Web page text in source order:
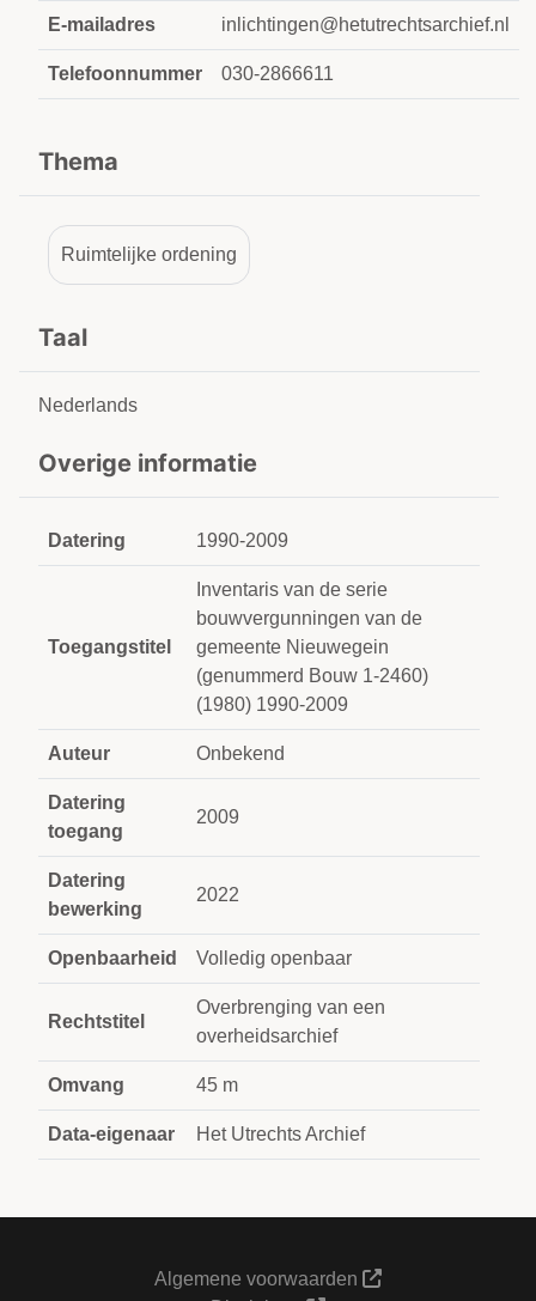
E-mailadres inlichtingen@hetutrechtsarchief.nl
Telefoonnummer 030-2866611
Thema
Ruimtelijke ordening
Taal
Nederlands
Overige informatie
Datering 1990-2009
Toegangstitel
Inventaris van de serie
bouwvergunningen van de
gemeente Nieuwegein
(genummerd Bouw 1-2460)
(1980) 1990-2009
Auteur Onbekend
Datering
toegang
2009
Datering
bewerking
2022
Openbaarheid Volledig openbaar
Rechtstitel
Overbrenging van een
overheidsarchief
Omvang 45 m
Data-eigenaar Het Utrechts Archief
Algemene voorwaarden